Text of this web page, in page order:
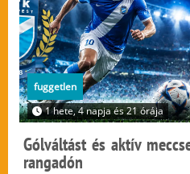
fuggetlen
1 hete, 4 napja és 21 órája
Gólváltást és aktív
rangadón